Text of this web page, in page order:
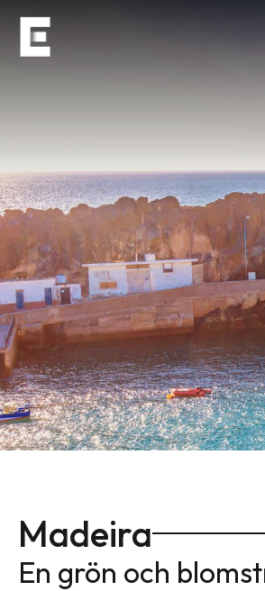
Navigera till startsidan
Madeira
En grön och